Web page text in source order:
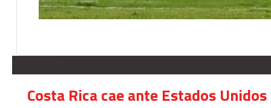
Costa Rica cae ante Estados